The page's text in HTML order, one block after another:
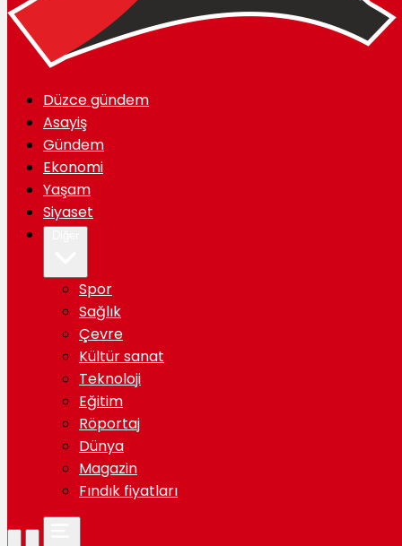
Düzce gündem
Asayiş
Gündem
Ekonomi
Yaşam
Siyaset
Spor
Sağlık
Çevre
Kültür sanat
Teknoloji
Eğitim
Röportaj
Dünya
Magazin
Fındık fiyatları